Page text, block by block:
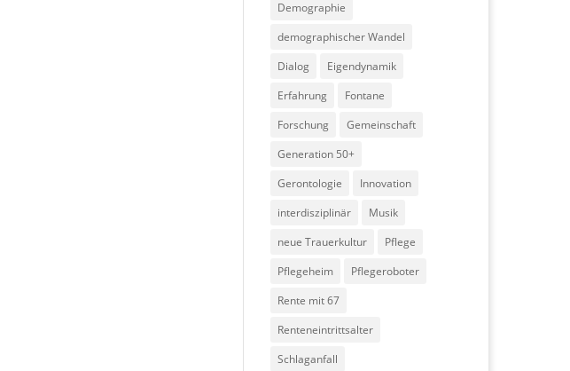
Demographie
demographischer Wandel
Dialog
Eigendynamik
Erfahrung
Fontane
Forschung
Gemeinschaft
Generation 50+
Gerontologie
Innovation
interdisziplinär
Musik
neue Trauerkultur
Pflege
Pflegeheim
Pflegeroboter
Rente mit 67
Renteneintrittsalter
Schlaganfall